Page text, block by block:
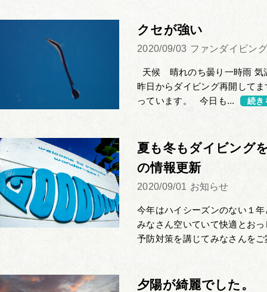
クセが強い
2020/09/03 ファンダイビン
天候 晴れのち曇り一時雨
昨日からダイビング再開して
っています。 今日も...
続き
夏も冬もダイビング
の情報更新
2020/09/01 お知らせ
今年はハイシーズンのない１
みなさん空いていて快適とお
予防対策を講じてみなさんを
夕陽が綺麗でした。